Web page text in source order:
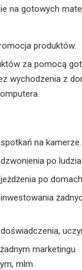
na gotowych
produktów.
za pomocą
wychodzenia z
na kamerze.
po
po
marketingu
mlm.